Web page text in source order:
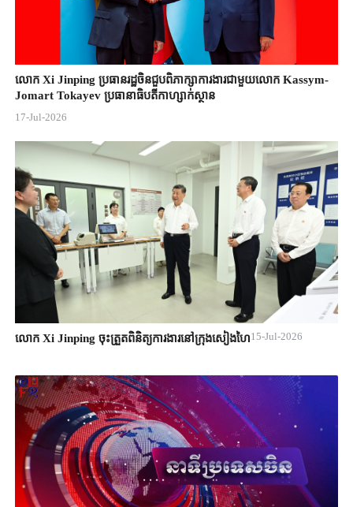
លោក Xi Jinping ប្រធានរដ្ឋចិន​ជួបពិភាក្សា​ការងារជាមួយ​លោក Kassym-
Jomart ​Tokayev ​ប្រធានាធិបតី​កាហ្សាក់ស្ថាន​
17-Jul-2026
លោក Xi Jinping ចុះត្រួតពិនិត្យការងារនៅក្រុងសៀងហៃ15-Jul-2026